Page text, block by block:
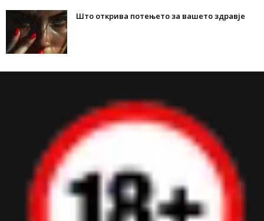
Што открива потењето за вашето здравје